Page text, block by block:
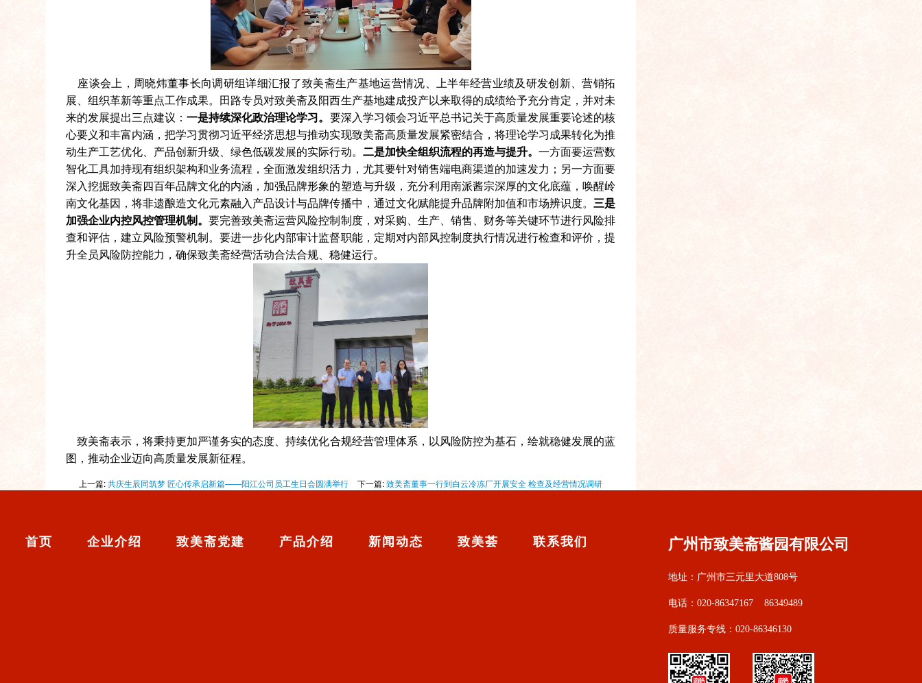
座谈会上，周晓炜董事长向调研组详细汇报了致美斋生产基地运营情况、上半年经营业绩及研发创新、营销拓
展、组织革新等重点工作成果。田路专员对致美斋及阳西生产基地建成投产以来取得的成绩给予充分肯定，并对未
来的发展提出三点建议：一是持续深化政治理论学习。 要深入学习领会习近平总书记关于高质量发展重要论述的核
心要义和丰富内涵，把学习贯彻习近平经济思想与推动实现致美斋高质量发展紧密结合，将理论学习成果转化为推
动生产工艺优化、产品创新升级、绿色低碳发展的实际行动。 二是加快全组织流程的再造与提升。 一方面要运营数
智化工具加持现有组织架构和业务流程，全面激发组织活力，尤其要针对销售端电商渠道的加速发力；另一方面要
深入挖掘致美斋四百年品牌文化的内涵，加强品牌形象的塑造与升级，充分利用南派酱宗深厚的文化底蕴，唤醒岭
南文化基因，将非遗酿造文化元素融入产品设计与品牌传播中，通过文化赋能提升品牌附加值和市场辨识度。 三是
加强企业内控风控管理机制。要完善致美斋运营风险控制制度，对采购、生产、销售、财务等关键环节进行风险排
查和评估，建立风险预警机制。要进一步化内部审计监督职能，定期对内部风控制度执行情况进行检查和评价，提
升全员风险防控能力，确保致美斋经营活动合法合规、稳健运行。
致美斋表示，将秉持更加严谨务实的态度、持续优化合规经营管理体系，以风险防控为基石，绘就稳健发展的蓝
图，推动企业迈向高质量发展新征程。
上一篇:共庆生辰同筑梦 匠心传承启新篇——阳江公司员工生日会圆满举行 下一篇:致美斋董事一行到白云冷冻厂开展安全 检查及经营情况调研
广州市致美斋酱园有限公司
地址：广州市三元里大道808号
电话：020-86347167 86349489
质量服务专线：020-86346130
首页 企业介绍 致美斋党建 产品介绍 新闻动态 致美荟 联系我们